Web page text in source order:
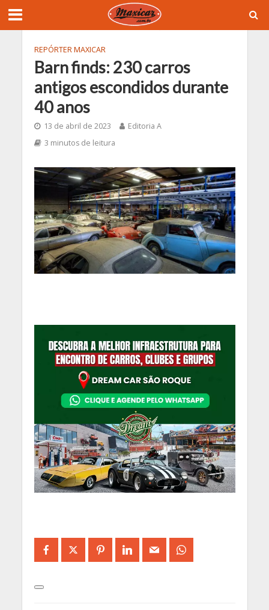
REPÓRTER MAXICAR
Barn finds: 230 carros
antigos escondidos durante
40 anos
13 de abril de 2023
Editoria A
3 minutos de leitura